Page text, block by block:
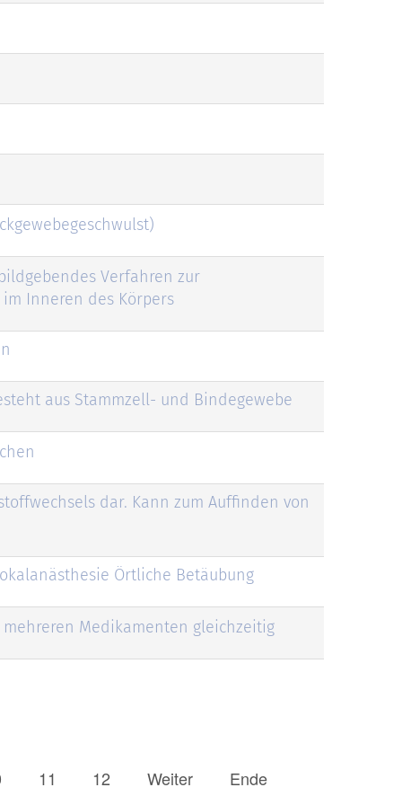
Verfahren zur
Inneren des Körpers
aus Stammzell- und Bindegewebe
dar. Kann zum Auffinden von
Örtliche Betäubung
Medikamenten gleichzeitig
11 12 Weiter Ende